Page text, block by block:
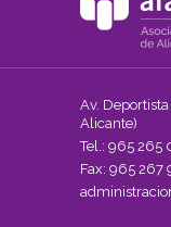
Av.
Alicante)
Tel.: 965 265
Fax: 965 267